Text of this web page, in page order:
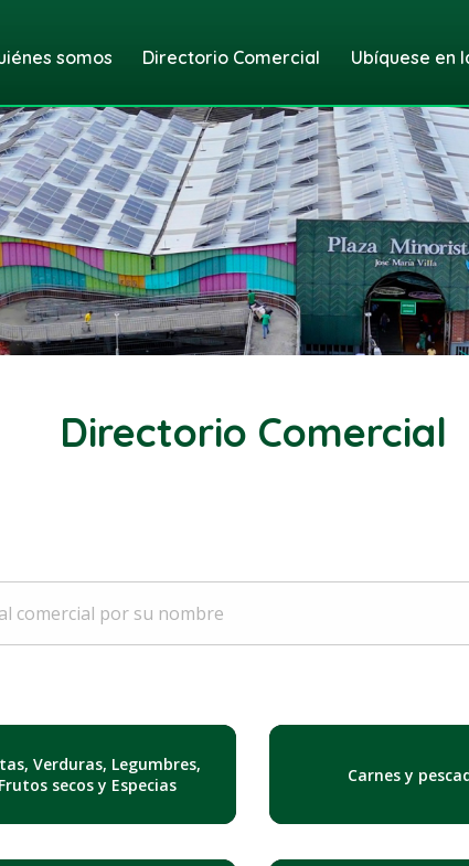
somos Directorio Comercial Ubíquese en
Directorio Comercial
Verduras, Legumbres,
Frutos secos y Especias
Carnes y